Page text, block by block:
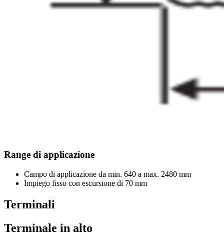
Range di applicazione
Campo di applicazione da min. 640 a max. 2480 mm
Impiego fisso con escursione di 70 mm
Terminali
Terminale in alto